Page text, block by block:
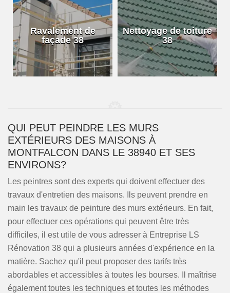
Ravalement de
façade 38
Nettoyage de toiture
38
QUI PEUT PEINDRE LES MURS
EXTÉRIEURS DES MAISONS À
MONTFALCON DANS LE 38940 ET SES
ENVIRONS?
Les peintres sont des experts qui doivent effectuer des
travaux d'entretien des maisons. Ils peuvent prendre en
main les travaux de peinture des murs extérieurs. En fait,
pour effectuer ces opérations qui peuvent être très
difficiles, il est utile de vous adresser à Entreprise LS
Rénovation 38 qui a plusieurs années d'expérience en la
matière. Sachez qu'il peut proposer des tarifs très
abordables et accessibles à toutes les bourses. Il maîtrise
également toutes les techniques et toutes les méthodes